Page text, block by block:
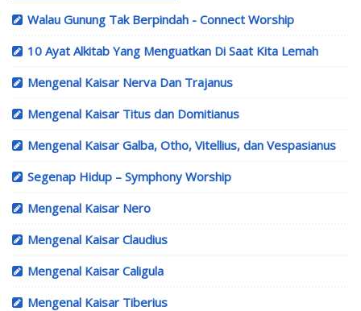
Walau Gunung Tak Berpindah - Connect Worship
10 Ayat Alkitab Yang Menguatkan Di Saat Kita Lemah
Mengenal Kaisar Nerva Dan Trajanus
Mengenal Kaisar Titus dan Domitianus
Mengenal Kaisar Galba, Otho, Vitellius, dan Vespasianus
Segenap Hidup – Symphony Worship
Mengenal Kaisar Nero
Mengenal Kaisar Claudius
Mengenal Kaisar Caligula
Mengenal Kaisar Tiberius